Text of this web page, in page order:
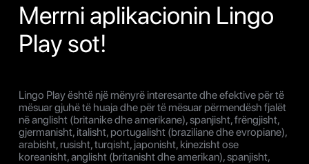
Merrni aplikacionin Lingo
Play sot!
Lingo Play është një mënyrë interesante dhe efektive për të
mësuar gjuhë të huaja dhe për të mësuar përmendësh fjalët
në anglisht (britanike dhe amerikane), spanjisht, frëngjisht,
gjermanisht, italisht, portugalisht (braziliane dhe evropiane),
arabisht, rusisht, turqisht, japonisht, kinezisht ose
koreanisht, anglisht (britanisht dhe amerikan), spanjisht,